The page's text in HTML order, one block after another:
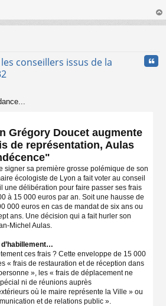
au
les conseillers issus de la
Grégory Doucet augmente
de représentation, Aulas
signer sa première grosse polémique de son
écologiste de Lyon a fait voter au conseil
une délibération pour faire passer ses frais
à 15 000 euros par an. Soit une hausse de
000 euros en cas de mandat de six ans ou
ans. Une décision qui a fait hurler son
Michel Aulas.
ces frais ? Cette enveloppe de 15 000
« frais de restauration et de réception dans
», les « frais de déplacement ne
ni de réunions auprès
où le maire représente la Ville » ou
et de relations public ».